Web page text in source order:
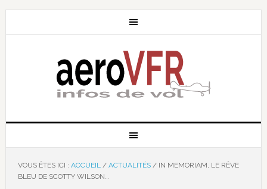
VOUS ÊTES ICI : ACCUEIL / ACTUALITÉS /IN MEMORIAM, LE RÊVE
BLEU DE SCOTTY WILSON…